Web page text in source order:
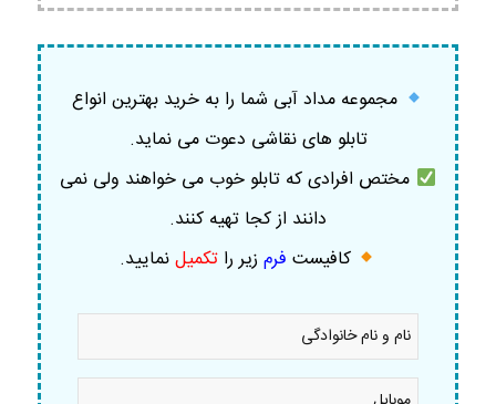
مجموعه مداد آبی شما را به خرید بهترین انواع
تابلو های نقاشی دعوت می نماید.
مختص افرادی که تابلو خوب می خواهند ولی نمی
دانند از کجا تهیه کنند.
کافیست فرم زیر را تکمیلنمایید.
نام
نام
خانوادگی
موبایل